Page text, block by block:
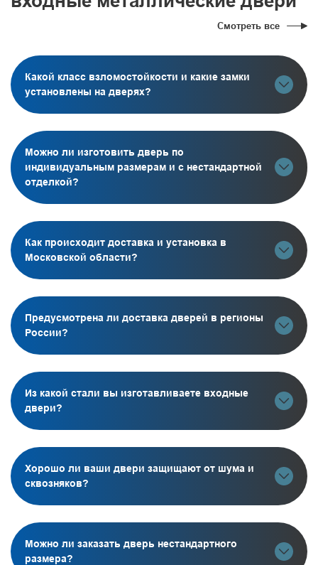
Смотреть все
Какой класс взломостойкости и какие замки
установлены на дверях?
Можно ли изготовить дверь по
индивидуальным размерам и с нестандартной
отделкой?
Как происходит доставка и установка в
Московской области?
Предусмотрена ли доставка дверей в регионы
России?
Из какой стали вы изготавливаете входные
двери?
Хорошо ли ваши двери защищают от шума и
сквозняков?
Можно ли заказать дверь нестандартного
размера?